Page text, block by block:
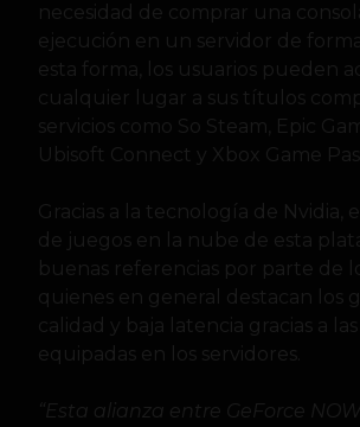
necesidad de comprar una
ejecución en un servidor de
esta forma, los usuarios pueden
cualquier lugar a sus títulos
servicios como So Steam, Epic
Ubisoft Connect y Xbox Game
Gracias a la tecnología de Nvidia,
de juegos en la nube de esta
buenas referencias por parte de
quienes en general destacan los
calidad y baja latencia gracias a las
equipadas en los servidores.
“Esta alianza entre GeForce